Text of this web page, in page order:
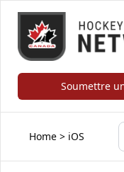
Soumettre
Home > iOS